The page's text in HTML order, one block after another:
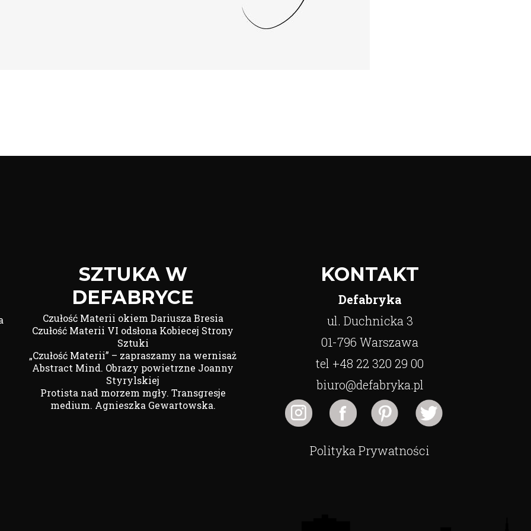
SZTUKA W
DEFABRYCE
Czułość Materii okiem Dariusza Bresia
Czułość Materii VI odsłona Kobiecej Strony
Sztuki
„Czułość Materii” – zapraszamy na wernisaż
Abstract Mind. Obrazy powietrzne Joanny
Styrylskiej
Protista nad morzem mgły. Transgresje
medium. Agnieszka Gewartowska.
KONTAKT
Defabryka
ul. Duchnicka 3
01-796 Warszawa
tel +48 22 320 29 00
biuro@defabryka.pl
Polityka Prywatności